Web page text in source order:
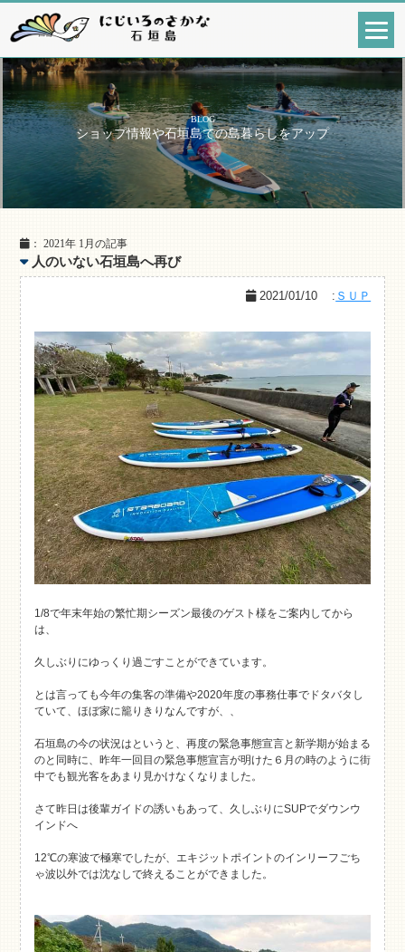
BLOG
ショップ情報や石垣島での島暮らしをアップ
： 2021年 1月の記事
人のいない石垣島へ再び
2021/01/10 : ＳＵＰ
1/8で年末年始の繁忙期シーズン最後のゲスト様をご案内してから
は、
久しぶりにゆっくり過ごすことができています。
とは言っても今年の集客の準備や2020年度の事務仕事でドタバタし
ていて、ほぼ家に籠りきりなんですが、、
石垣島の今の状況はというと、再度の緊急事態宣言と新学期が始まる
のと同時に、昨年一回目の緊急事態宣言が明けた６月の時のように街
中でも観光客をあまり見かけなくなりました。
さて昨日は後輩ガイドの誘いもあって、久しぶりにSUPでダウンウ
インドへ
12℃の寒波で極寒でしたが、エキジットポイントのインリーフごち
ゃ波以外では沈なしで終えることができました。